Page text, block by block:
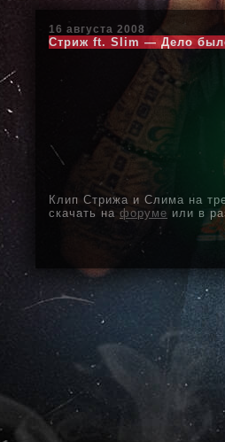
16 августа 2008
Стриж ft. Slim — Дело
Клип Стрижа и Слима на
скачать на форуме или в